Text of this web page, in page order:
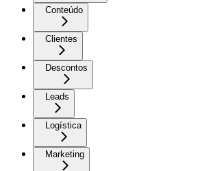
Conteúdo
Clientes
Descontos
Leads
Logística
Marketing